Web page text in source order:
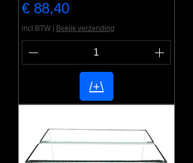
Prijs
€ 88,40
incl.BTW Bekijk verzending
/+\